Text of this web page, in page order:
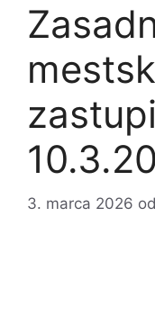
3. marca 2026